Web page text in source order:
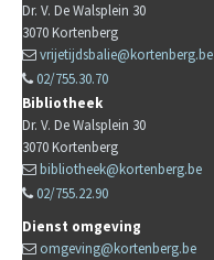
Dr. V. De Walsplein 30
3070Kortenberg
vrijetijdsbalie@kortenberg.be
02/755.30.70
Bibliotheek
Dr. V. De Walsplein 30
3070Kortenberg
bibliotheek@kortenberg.be
02/755.22.90
Dienst omgeving
omgeving@kortenberg.be